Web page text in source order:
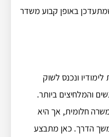
באופן קבוע משדר
ונכנס לשוק
והמלחיצים ביותר.
חלומית, אך היא
הדרך. כאן מתבצע